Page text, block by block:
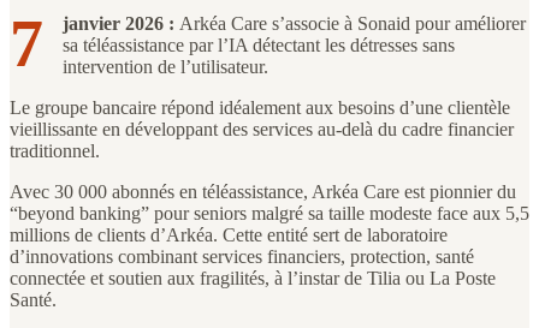
7 janvier 2026 : Arkéa Care s’associe à Sonaid pour améliorer
sa téléassistance par l’IA détectant les détresses sans
intervention de l’utilisateur.
Le groupe bancaire répond idéalement aux besoins d’une clientèle
vieillissante en développant des services au-delà du cadre financier
traditionnel.
Avec 30 000 abonnés en téléassistance, Arkéa Care est pionnier du
“beyond banking” pour seniors malgré sa taille modeste face aux 5,5
millions de clients d’Arkéa. Cette entité sert de laboratoire
d’innovations combinant services financiers, protection, santé
connectée et soutien aux fragilités, à l’instar de Tilia ou La Poste
Santé.